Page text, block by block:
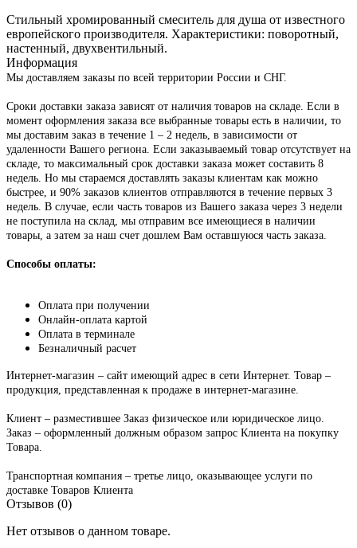
Стильный хромированный смеситель для душа от известного
европейского производителя. Характеристики: поворотный,
настенный, двухвентильный.
Информация
Мы доставляем заказы по всей территории России и СНГ.
Сроки доставки заказа зависят от наличия товаров на складе. Если в
момент оформления заказа все выбранные товары есть в наличии, то
мы доставим заказ в течение 1 – 2 недель, в зависимости от
удаленности Вашего региона. Если заказываемый товар отсутствует на
складе, то максимальный срок доставки заказа может составить 8
недель. Но мы стараемся доставлять заказы клиентам как можно
быстрее, и 90% заказов клиентов отправляются в течение первых 3
недель. В случае, если часть товаров из Вашего заказа через 3 недели
не поступила на склад, мы отправим все имеющиеся в наличии
товары, а затем за наш счет дошлем Вам оставшуюся часть заказа.
Способы оплаты:
Оплата при получении
Онлайн-оплата картой
Оплата в терминале
Безналичный расчет
Интернет-магазин – сайт имеющий адрес в сети Интернет. Товар –
продукция, представленная к продаже в интернет-магазине.
Клиент – разместившее Заказ физическое или юридическое лицо.
Заказ – оформленный должным образом запрос Клиента на покупку
Товара.
Транспортная компания – третье лицо, оказывающее услуги по
доставке Товаров Клиента
Отзывов (0)
Нет отзывов о данном товаре.